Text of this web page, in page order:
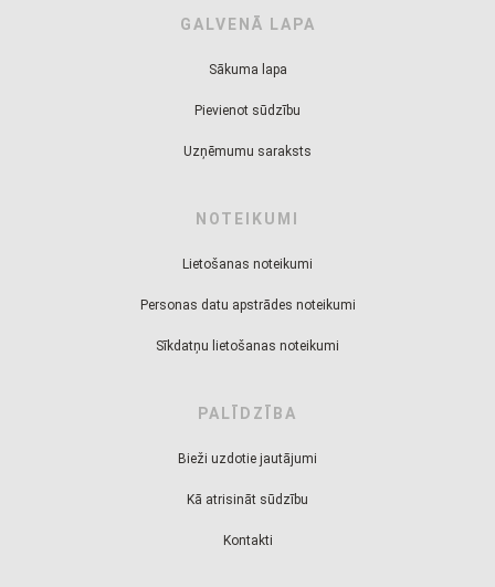
GALVENĀ LAPA
Sākuma lapa
Pievienot sūdzību
Uzņēmumu saraksts
NOTEIKUMI
Lietošanas noteikumi
Personas datu apstrādes noteikumi
Sīkdatņu lietošanas noteikumi
PALĪDZĪBA
Bieži uzdotie jautājumi
Kā atrisināt sūdzību
Kontakti